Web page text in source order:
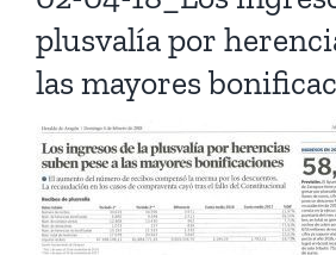
plusvalía por
las mayores